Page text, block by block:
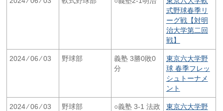
式野球春季リ
ーグ戦【対明
治大学第二回
戦】
2024 ⁄ 06 ⁄ 03 野球部
義塾 3勝0敗0
分
東京六大学野
球 春季フレッ
シュトーナメ
ント
2024 ⁄ 06 ⁄ 03 野球部
○義塾 3-1 法政
東京六大学野